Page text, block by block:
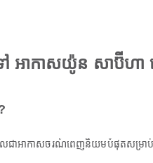
អាកាសយ៉ូន សាប៊ីហា
ជាអាកាសចរណ៍ពេញនិយមបំផុតសម្រាប់ក